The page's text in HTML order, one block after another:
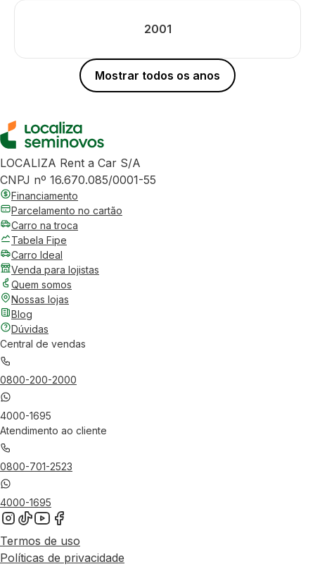
2001
Mostrar todos os anos
LOCALIZA Rent a Car S/A
CNPJ nº 16.670.085/0001-55
Financiamento
Parcelamento no cartão
Carro na troca
Tabela Fipe
Carro Ideal
Venda para lojistas
Quem somos
Nossas lojas
Blog
Dúvidas
Central de vendas
0800-200-2000
4000-1695
Atendimento ao cliente
0800-701-2523
4000-1695
Termos de uso
Políticas de privacidade